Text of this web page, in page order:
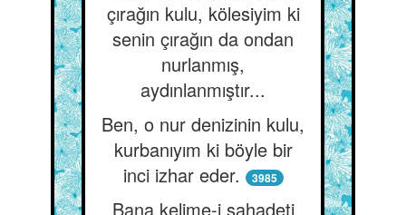
çırağın kulu, kölesiyim ki
senin çırağın da ondan
nurlanmış,
aydınlanmıştır...
Ben, o nur denizinin kulu,
kurbanıyım ki böyle bir
inci izhar eder.
3985
Bana kelime-i şahadeti